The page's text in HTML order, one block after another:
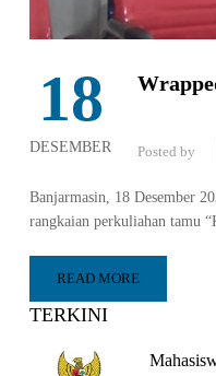
18
DESEMBER Posted by
Banjarmasin, 18 Desember
rangkaian perkuliahan tamu
READ MORE
TERKINI